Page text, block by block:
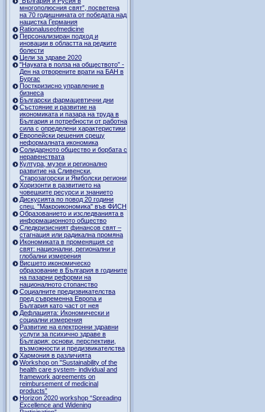
многополюсния свят”, посветена
на 70 годишнината от победата над
нацистка Германия
Rationaluseofmedicine
Персонализиран подход и
иновации в областта на редките
болести
Цели за здраве 2020
"Науката в полза на обществото” -
Ден на отворените врати на БАН в
Бургас
Посткризисно управление в
бизнеса
Български фармацевтични дни
Състояние и развитие на
икономиката и пазара на труда в
България и потребности от работна
сила с определени характеристики
Европейски решения срещу
неформалната икономика
Солидарното общество и борбата с
неравенствата
Култура, музеи и регионално
развитие на Сливенски,
Старозагорски и Ямболски региони
Хоризонти в развитието на
човешките ресурси и знанието
Дискусията по повод 20 години
спец. "Макроикономика" във ФИСН
Образованието и изследванията в
информационното общество
Следкризисният финансов свят –
стагнация или радикална промяна
Икономиката в променящия се
свят: национални, регионални и
глобални измерения
Висшето икономическо
образование в България в годините
на пазарни реформи на
националното стопанство
Социалните предизвикателства
пред съвременна Европа и
България като част от нея
Дефлацията: Икономически и
социални измерения
Развитие на електронни здравни
услуги за психично здраве в
България: основи, перспективи,
възможности и предизвикателства
Хармония в различията
Workshop on "Sustainability of the
health care system- individual and
framework agreements on
reimbursement of medicinal
products”
Horizon 2020 workshop “Spreading
Excellence and Widening